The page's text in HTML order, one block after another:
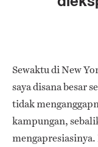
Sewaktu di New
saya disana besar
tidak
kampungan,
mengapresiasinya.